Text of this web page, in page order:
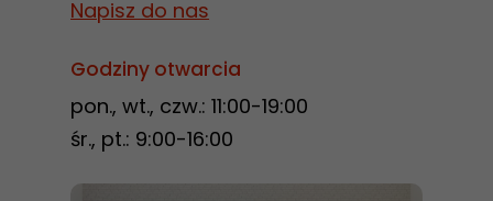
Napisz do nas
Godziny otwarcia
pon., wt., czw.: 11:00-19:00
śr., pt.: 9:00-16:00